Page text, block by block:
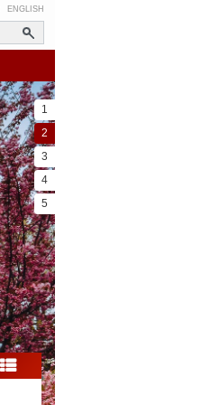
ENGLISH
1
2
3
4
5